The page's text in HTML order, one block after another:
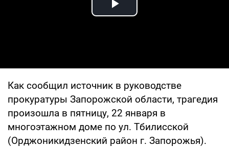
Play Video
Как сообщил источник в руководстве
прокуратуры Запорожской области, трагедия
произошла в пятницу, 22 января в
многоэтажном доме по ул. Тбилисской
(Орджоникидзенский район г. Запорожья).